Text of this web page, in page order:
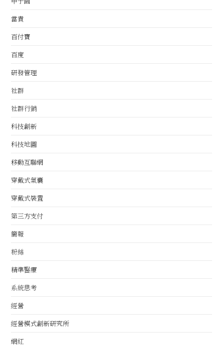
當責
百付寶
百度
研發管理
社群
社群行銷
科技創新
科技地圖
移動互聯網
穿戴式氣囊
穿戴式裝置
第三方支付
簡報
粉絲
精準醫療
系統思考
經營
經營模式創新研究所
網紅